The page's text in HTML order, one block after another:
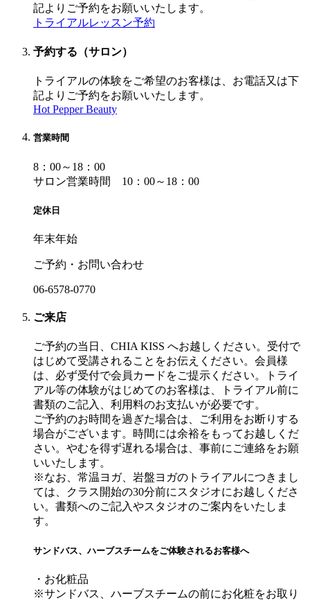
記よりご予約をお願いいたします。
トライアルレッスン予約
予約する（サロン）
トライアルの体験をご希望のお客様は、お電話又は下
記よりご予約をお願いいたします。
Hot Pepper Beauty
営業時間
8：00～18：00
サロン営業時間 10：00～18：00
定休日
年末年始
ご予約・お問い合わせ
06-6578-0770
ご来店
ご予約の当日、CHIA KISS へお越しください。受付で
はじめて受講されることをお伝えください。会員様
は、必ず受付で会員カードをご提示ください。トライ
アル等の体験がはじめてのお客様は、トライアル前に
書類のご記入、利用料のお支払いが必要です。
ご予約のお時間を過ぎた場合は、ご利用をお断りする
場合がございます。時間には余裕をもってお越しくだ
さい。やむを得ず遅れる場合は、事前にご連絡をお願
いいたします。
※なお、常温ヨガ、岩盤ヨガのトライアルにつきまし
ては、クラス開始の30分前にスタジオにお越しくださ
い。書類へのご記入やスタジオのご案内をいたしま
す。
サンドバス、ハーブスチームをご体験されるお客様へ
・お化粧品
※サンドバス、ハーブスチームの前にお化粧をお取り